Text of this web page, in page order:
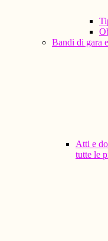
Bandi di gara
Atti e
tutte le